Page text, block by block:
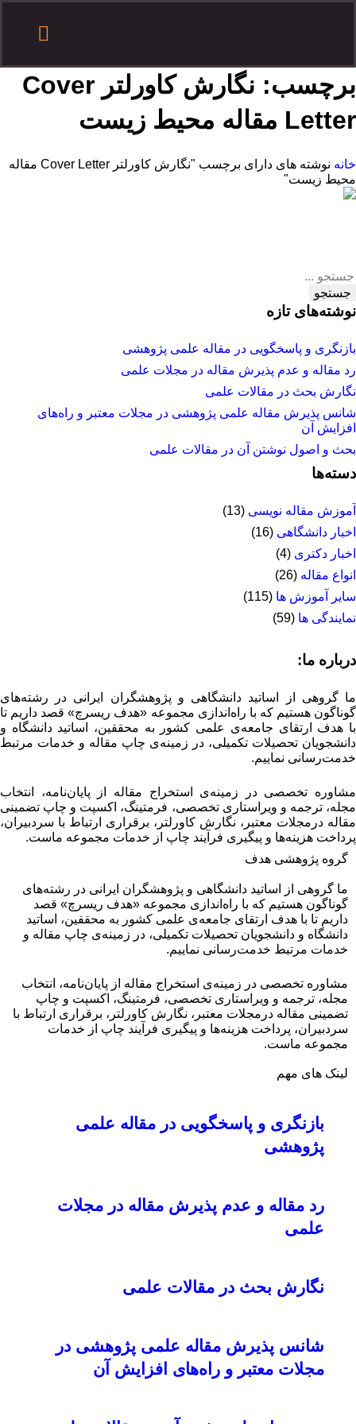
برچسب:
نگارش کاورلتر Cover
Letter مقاله محیط زیست
خانه
نوشته های دارای برچسب "نگارش کاورلتر Cover Letter مقاله
محیط زیست"
جستجو
نوشته‌های تازه
بازنگری و پاسخگویی در مقاله علمی پژوهشی
رد مقاله و عدم پذیرش مقاله در مجلات علمی
نگارش بحث در مقالات علمی
شانس پذیرش مقاله علمی پژوهشی در مجلات معتبر و راه‌های
افزایش آن
بحث و اصول نوشتن آن در مقالات علمی
دسته‌ها
آموزش مقاله نویسی (13)
اخبار دانشگاهی (16)
اخبار دکتری (4)
انواع مقاله (26)
سایر آموزش ها (115)
نمایندگی ها (59)
درباره ما:
ما گروهی از اساتید دانشگاهی و پژوهشگران ایرانی در رشته‌های
گوناگون هستیم که با راه‌اندازی مجموعه «هدف ریسرچ» قصد داریم تا
با هدف ارتقای جامعه‌ی علمی کشور به محققین، اساتید دانشگاه و
دانشجویان تحصیلات تکمیلی، در زمینه‌ی چاپ مقاله و خدمات مرتبط
خدمت‌رسانی نماییم.
مشاوره تخصصی در زمینه‌ی استخراج مقاله از پایان‌نامه، انتخاب
مجله، ترجمه و ویراستاری تخصصی، فرمتینگ، اکسپت و چاپ تضمینی
مقاله درمجلات معتبر، نگارش کاورلتر، برقراری ارتباط با سردبیران،
پرداخت هزینه‌ها و پیگیری فرآیند چاپ از خدمات مجموعه ماست.
گروه پژوهشی هدف
ما گروهی از اساتید دانشگاهی و پژوهشگران ایرانی در رشته‌های
گوناگون هستیم که با راه‌اندازی مجموعه «هدف ریسرچ» قصد
داریم تا با هدف ارتقای جامعه‌ی علمی کشور به محققین، اساتید
دانشگاه و دانشجویان تحصیلات تکمیلی، در زمینه‌ی چاپ مقاله و
خدمات مرتبط خدمت‌رسانی نماییم.
مشاوره تخصصی در زمینه‌ی استخراج مقاله از پایان‌نامه، انتخاب
مجله، ترجمه و ویراستاری تخصصی، فرمتینگ، اکسپت و چاپ
تضمینی مقاله درمجلات معتبر، نگارش کاورلتر، برقراری ارتباط با
سردبیران، پرداخت هزینه‌ها و پیگیری فرآیند چاپ از خدمات
مجموعه ماست.
لینک های مهم
بازنگری و پاسخگویی در مقاله علمی
پژوهشی
رد مقاله و عدم پذیرش مقاله در مجلات
علمی
نگارش بحث در مقالات علمی
شانس پذیرش مقاله علمی پژوهشی در
مجلات معتبر و راه‌های افزایش آن